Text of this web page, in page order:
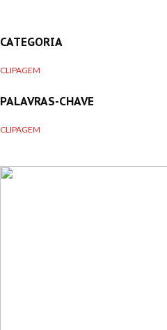
CATEGORIA
CLIPAGEM
PALAVRAS-CHAVE
CLIPAGEM